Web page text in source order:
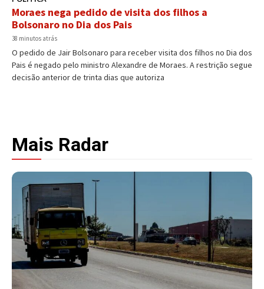
Moraes nega pedido de visita dos filhos a
Bolsonaro no Dia dos Pais
38 minutos atrás
O pedido de Jair Bolsonaro para receber visita dos filhos no Dia dos
Pais é negado pelo ministro Alexandre de Moraes. A restrição segue
decisão anterior de trinta dias que autoriza
Mais Radar